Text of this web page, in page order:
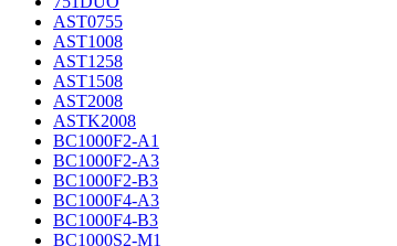
AST0755
AST1008
AST1258
AST1508
AST2008
ASTK2008
BC1000F2-A1
BC1000F2-A3
BC1000F2-B3
BC1000F4-A3
BC1000F4-B3
BC1000S2-M1